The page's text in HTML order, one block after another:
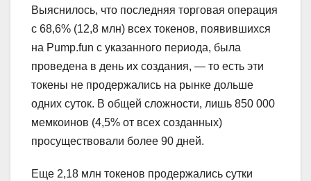
Выяснилось, что последняя торговая операция
с 68,6% (12,8 млн) всех токенов, появившихся
на Pump.fun с указанного периода, была
проведена в день их создания, — то есть эти
токены не продержались на рынке дольше
одних суток. В общей сложности, лишь 850 000
мемкоинов (4,5% от всех созданных)
просуществовали более 90 дней.
Еще 2,18 млн токенов продержались сутки